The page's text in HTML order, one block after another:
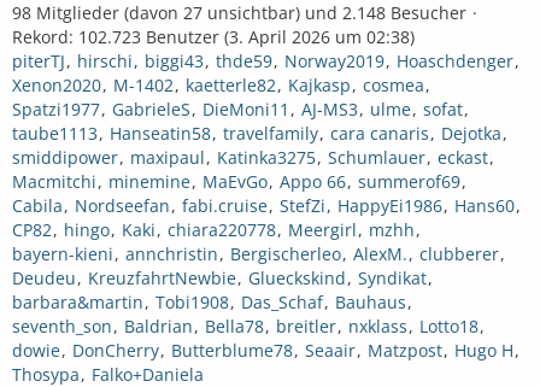
98 Mitglieder (davon 27 unsichtbar) und 2.148 Besucher
Rekord: 102.723 Benutzer (3. April 2026 um 02:38)
piterTJ
hirschi biggi43 thde59 Norway2019 Hoaschdenger
Xenon2020 M-1402 kaetterle82 Kajkasp cosmea
Spatzi1977 GabrieleS DieMoni11 AJ-MS3 ulme sofat
taube1113
Hanseatin58 travelfamily cara canaris
Dejotka
smiddipower maxipaul Katinka3275 Schumlauer eckast
Macmitchi
minemine MaEvGo Appo 66 summerof69
Cabila
Nordseefan fabi.cruise StefZi HappyEi1986 Hans60
CP82 hingo Kaki chiara220778 Meergirl
mzhh
bayern-kieni annchristin Bergischerleo AlexM. clubberer
Deudeu
KreuzfahrtNewbie Glueckskind Syndikat
barbara&martin Tobi1908 Das_Schaf Bauhaus
seventh_son
Baldrian Bella78 breitler nxklass
Lotto18
dowie DonCherry Butterblume78 Seaair Matzpost Hugo H
Thosypa
Falko+Daniela